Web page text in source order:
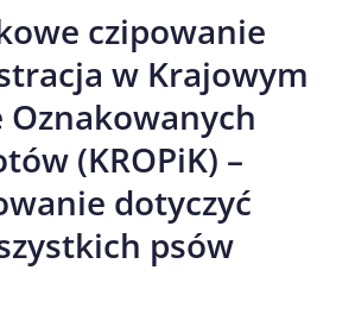
czipowanie
w Krajowym
Oznakowanych
(KROPiK) –
dotyczyć
psów